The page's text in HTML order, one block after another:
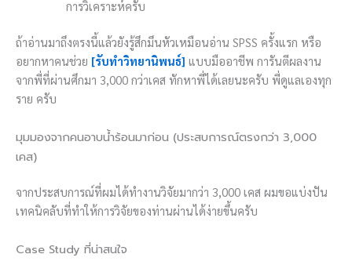
การวิเคราะห์ครับ
ถ้าอ่านมาถึงตรงนี้แล้วยังรู้สึกมึนหัวเหมือนอ่าน SPSS ครั้งแรก หรือ
อยากหาคนช่วย [รับทำวิทยานิพนธ์] แบบมืออาชีพ การันตีผลงาน
จากพี่ที่ผ่านศึกมา 3,000 กว่าเคส ทักหาพี่ได้เลยนะครับ พี่ดูแลเองทุก
ราย ครับ
มุมมองจากคนอาบน้ำร้อนมาก่อน (ประสบการณ์ตรงกว่า 3,000
เคส)
จากประสบการณ์ที่ผมได้ทำงานวิจัยมากว่า 3,000 เคส ผมขอแบ่งปัน
เทคนิคลับที่ทำให้การวิจัยของท่านผ่านได้ง่ายขึ้นครับ
Case Study ที่น่าสนใจ